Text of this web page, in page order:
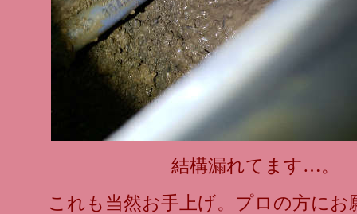
結構漏れてます…。
これも当然お手上げ。プロの方にお